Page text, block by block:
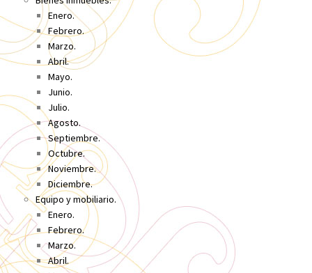
Enero.
Febrero.
Marzo.
Abril.
Mayo.
Junio.
Julio.
Agosto.
Septiembre.
Octubre.
Noviembre.
Diciembre.
Equipo y mobiliario.
Enero.
Febrero.
Marzo.
Abril.